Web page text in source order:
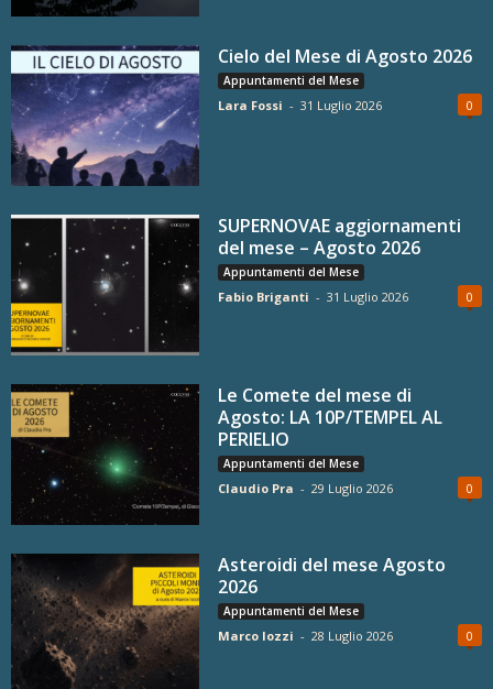
Cielo del Mese di Agosto 2026
Appuntamenti del Mese
Lara Fossi - 31 Luglio 2026 0
SUPERNOVAE aggiornamenti
del mese – Agosto 2026
Appuntamenti del Mese
Fabio Briganti - 31 Luglio 2026 0
Le Comete del mese di
Agosto: LA 10P/TEMPEL AL
PERIELIO
Appuntamenti del Mese
Claudio Pra - 29 Luglio 2026 0
Asteroidi del mese Agosto
2026
Appuntamenti del Mese
Marco Iozzi - 28 Luglio 2026 0